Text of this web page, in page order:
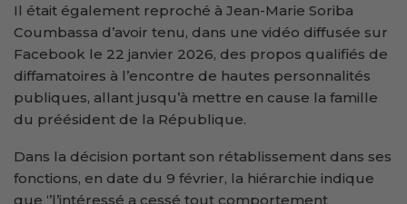
Il était également reproché à Jean-Marie Soriba
Coumbassa d’avoir tenu, dans une vidéo diffusée sur
Facebook le 22 janvier 2026, des propos qualifiés de
diffamatoires à l’encontre de hautes personnalités
publiques, allant jusqu’à mettre en cause la famille
du préésident de la République.
Dans la décision portant son rétablissement dans ses
fonctions, en date du 9 février, la hiérarchie indique
que ‘’l’intéressé a cessé tout comportement